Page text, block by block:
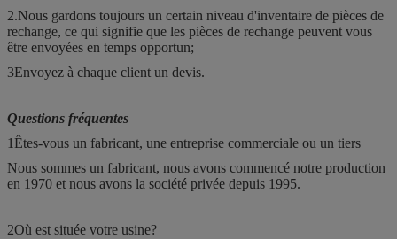
2.Nous gardons toujours un certain niveau d'inventaire de pièces de
rechange, ce qui signifie que les pièces de rechange peuvent vous
être envoyées en temps opportun;
3Envoyez à chaque client un devis.
Questions fréquentes
1Êtes-vous un fabricant, une entreprise commerciale ou un tiers
Nous sommes un fabricant, nous avons commencé notre production
en 1970 et nous avons la société privée depuis 1995.
2Où est située votre usine?